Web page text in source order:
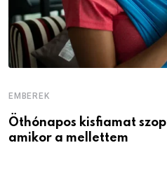
EMBEREK
Öthónapos kisfiamat
amikor a mellettem